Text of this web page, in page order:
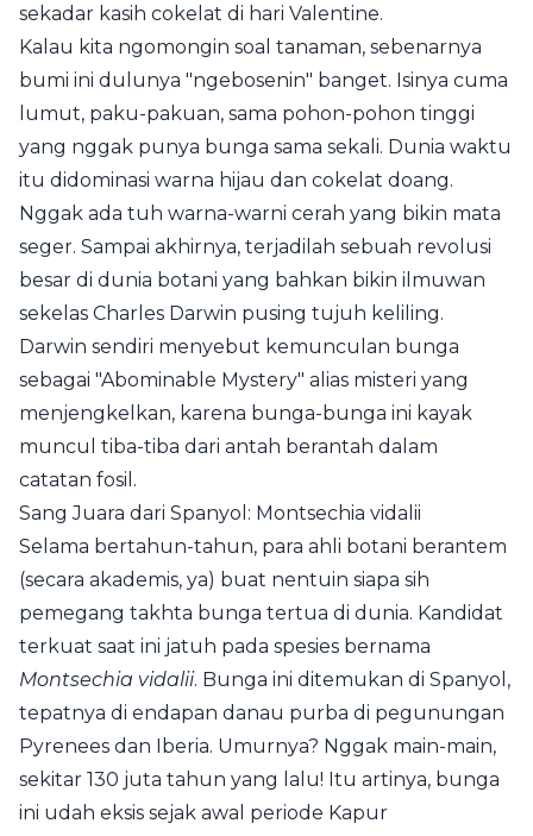
sekadar kasih cokelat di hari Valentine.
Kalau kita ngomongin soal tanaman, sebenarnya
bumi ini dulunya "ngebosenin" banget. Isinya cuma
lumut, paku-pakuan, sama pohon-pohon tinggi
yang nggak punya bunga sama sekali. Dunia waktu
itu didominasi warna hijau dan cokelat doang.
Nggak ada tuh warna-warni cerah yang bikin mata
seger. Sampai akhirnya, terjadilah sebuah revolusi
besar di dunia botani yang bahkan bikin ilmuwan
sekelas Charles Darwin pusing tujuh keliling.
Darwin sendiri menyebut kemunculan bunga
sebagai "Abominable Mystery" alias misteri yang
menjengkelkan, karena bunga-bunga ini kayak
muncul tiba-tiba dari antah berantah dalam
catatan fosil.
Sang Juara dari Spanyol: Montsechia vidalii
Selama bertahun-tahun, para ahli botani berantem
(secara akademis, ya) buat nentuin siapa sih
pemegang takhta bunga tertua di dunia. Kandidat
terkuat saat ini jatuh pada spesies bernama
Montsechia vidalii. Bunga ini ditemukan di Spanyol,
tepatnya di endapan danau purba di pegunungan
Pyrenees dan Iberia. Umurnya? Nggak main-main,
sekitar 130 juta tahun yang lalu! Itu artinya, bunga
ini udah eksis sejak awal periode Kapur